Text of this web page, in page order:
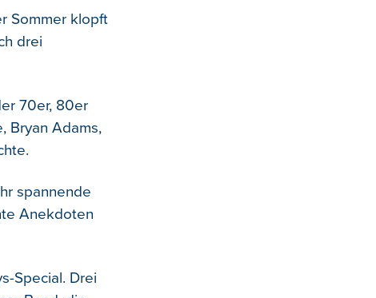
Sommer klopft
drei
70er, 80er
Bryan Adams,
spannende
Anekdoten
Special. Drei